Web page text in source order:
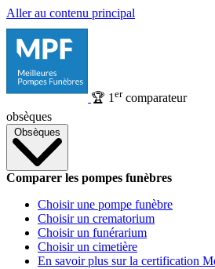
Aller au contenu principal
🏆 1 ercomparateur
obsèques
Obsèques
Comparer les pompes funèbres
Choisir une pompe funèbre
Choisir un crematorium
Choisir un funérarium
Choisir un cimetière
En savoir plus sur la certification